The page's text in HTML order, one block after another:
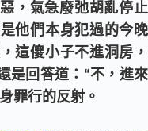
，氣急廢弛胡亂停止
他們本身犯過的今晚
這傻小子不進洞房，
是回答道：“不，進來
罪行的反射。